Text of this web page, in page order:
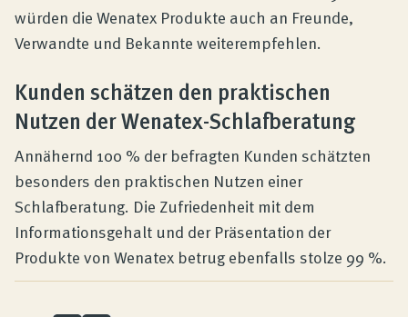
würden die Wenatex Produkte auch an Freunde,
Verwandte und Bekannte weiterempfehlen.
Kunden schätzen den praktischen
Nutzen der Wenatex-Schlafberatung
Annähernd 100 % der befragten Kunden schätzten
besonders den praktischen Nutzen einer
Schlafberatung. Die Zufriedenheit mit dem
Informationsgehalt und der Präsentation der
Produkte von Wenatex betrug ebenfalls stolze 99 %.